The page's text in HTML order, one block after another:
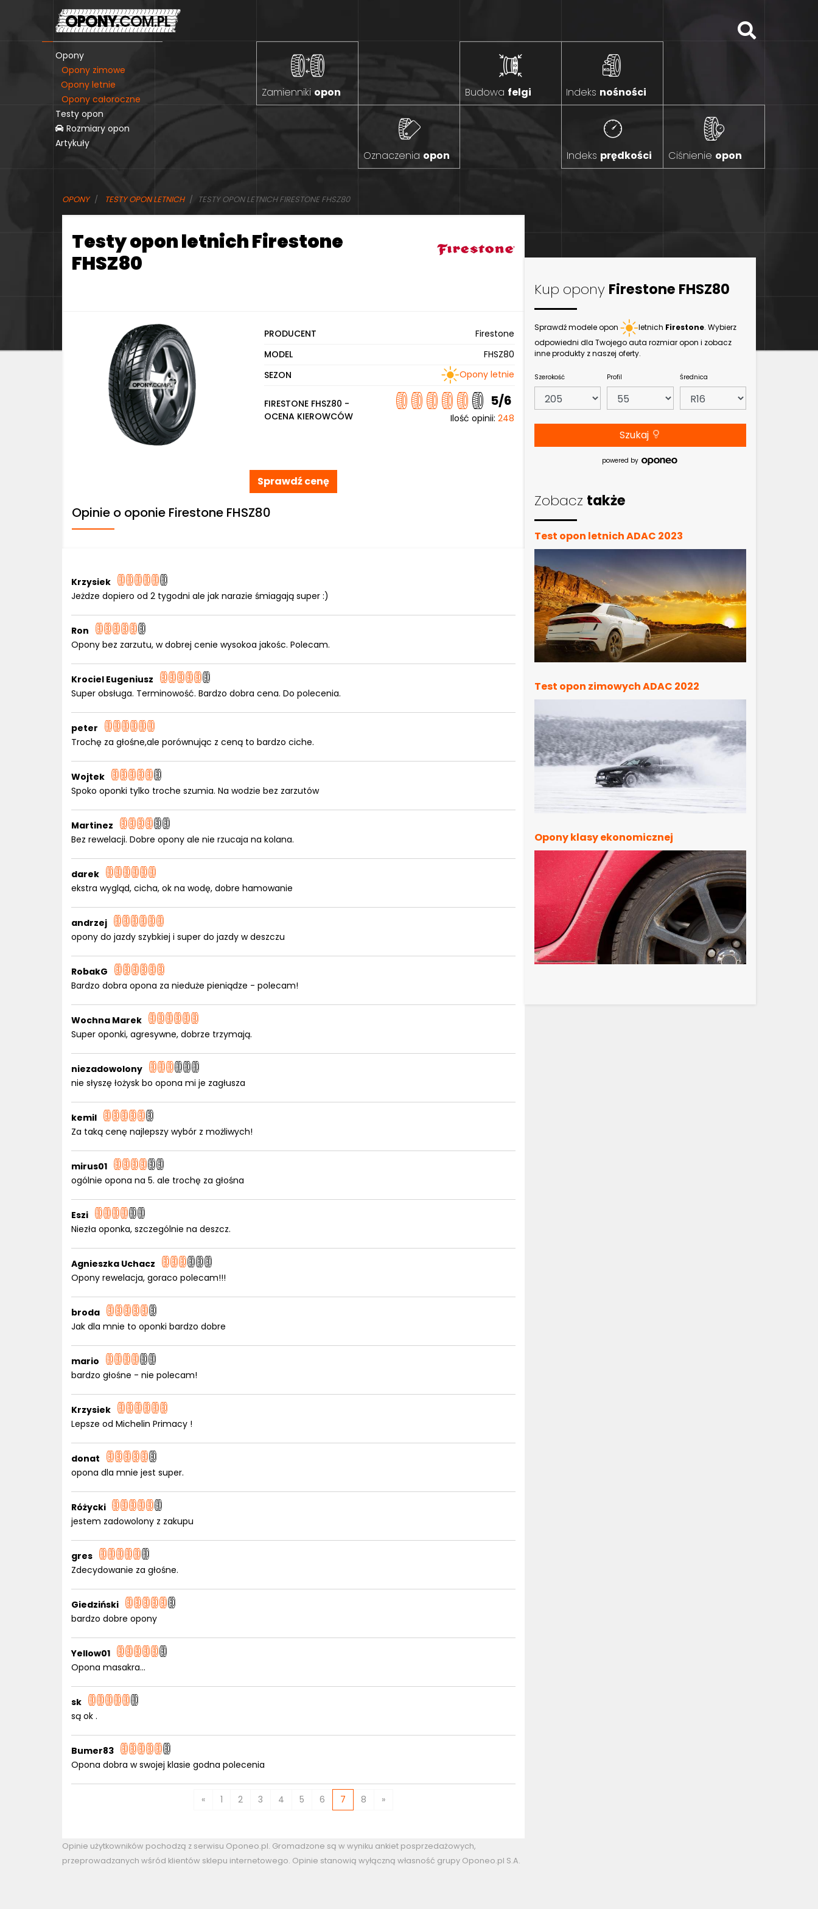
Opony
Opony zimowe
Opony letnie
Opony całoroczne
Testy opon
Rozmiary opon
Artykuły
Zamienniki opon Budowa felgi Indeks nośności
Indeks prędkości Ciśnienie opon
Oznaczenia opon
OPONY TESTY OPON LETNICH TESTY OPON LETNICH FIRESTONE FHSZ80
Testy opon letnich Firestone
FHSZ80
PRODUCENT
Firestone
MODEL
FHSZ80
SEZON
Opony letnie
FIRESTONE FHSZ80 -
OCENA KIEROWCÓW
5/6
Ilość opinii: 248
Sprawdź cenę
Opinie o oponie Firestone FHSZ80
Krzysiek
Jeżdze dopiero od 2 tygodni ale jak narazie śmiagają super :)
Ron
Opony bez zarzutu, w dobrej cenie wysokoa jakośc. Polecam.
Krociel Eugeniusz
Super obsługa. Terminowość. Bardzo dobra cena. Do polecenia.
peter
Trochę za głośne,ale porównując z ceną to bardzo ciche.
Wojtek
Spoko oponki tylko troche szumia. Na wodzie bez zarzutów
Martinez
Bez rewelacji. Dobre opony ale nie rzucaja na kolana.
darek
ekstra wygląd, cicha, ok na wodę, dobre hamowanie
andrzej
opony do jazdy szybkiej i super do jazdy w deszczu
RobakG
Bardzo dobra opona za nieduże pieniądze - polecam!
Wochna Marek
Super oponki, agresywne, dobrze trzymają.
niezadowolony
nie słyszę łożysk bo opona mi je zagłusza
kemil
Za taką cenę najlepszy wybór z możliwych!
mirus01
ogólnie opona na 5. ale trochę za głośna
Eszi
Niezła oponka, szczególnie na deszcz.
Agnieszka Uchacz
Opony rewelacja, goraco polecam!!!
broda
Jak dla mnie to oponki bardzo dobre
mario
bardzo głośne - nie polecam!
Krzysiek
Lepsze od Michelin Primacy !
donat
opona dla mnie jest super.
Różycki
jestem zadowolony z zakupu
gres
Zdecydowanie za głośne.
Giedziński
bardzo dobre opony
Yellow01
Opona masakra...
sk
są ok .
Bumer83
Opona dobra w swojej klasie godna polecenia
« 1 2 3 4 5 6 7 8 »
Opinie użytkowników pochodzą z serwisu Oponeo.pl. Gromadzone są w wyniku ankiet posprzedażowych,
przeprowadzanych wśród klientów sklepu internetowego. Opinie stanowią wyłączną własność grupy Oponeo.pl S.A.
Kup opony Firestone FHSZ80
Sprawdź modele opon letnich Firestone. Wybierz
odpowiedni dla Twojego auta rozmiar opon i zobacz
inne produkty z naszej oferty.
Szerokość Profil Średnica
Szukaj
powered by
Zobacz także
Test opon letnich ADAC 2023
Test opon zimowych ADAC 2022
Opony klasy ekonomicznej